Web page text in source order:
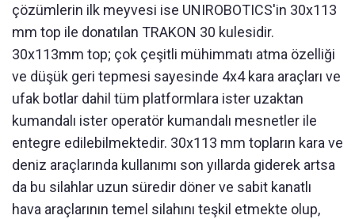
çözümlerin ilk meyvesi ise UNIROBOTICS'in 30x113
mm top ile donatılan TRAKON 30 kulesidir.
30x113mm top; çok çeşitli mühimmatı atma özelliği
ve düşük geri tepmesi sayesinde 4x4 kara araçları ve
ufak botlar dahil tüm platformlara ister uzaktan
kumandalı ister operatör kumandalı mesnetler ile
entegre edilebilmektedir. 30x113 mm topların kara ve
deniz araçlarında kullanımı son yıllarda giderek artsa
da bu silahlar uzun süredir döner ve sabit kanatlı
hava araçlarının temel silahını teşkil etmekte olup,